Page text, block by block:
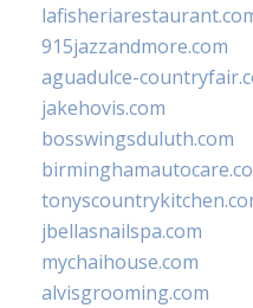
915jazzandmore.com
aguadulce-
jakehovis.com
bosswingsduluth.com
jbellasnailspa.com
mychaihouse.com
alvisgrooming.com